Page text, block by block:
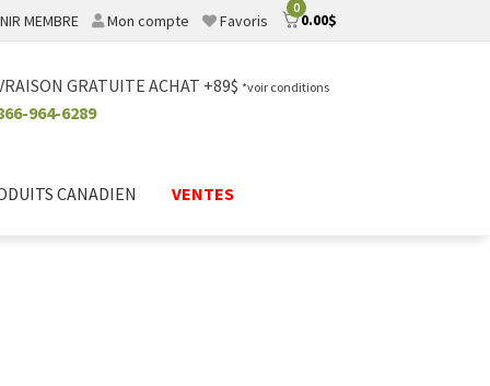
0
0.00$
MEMBRE Mon compte Favoris
GRATUITE ACHAT +89$ *voir conditions
964-6289
CANADIEN VENTES